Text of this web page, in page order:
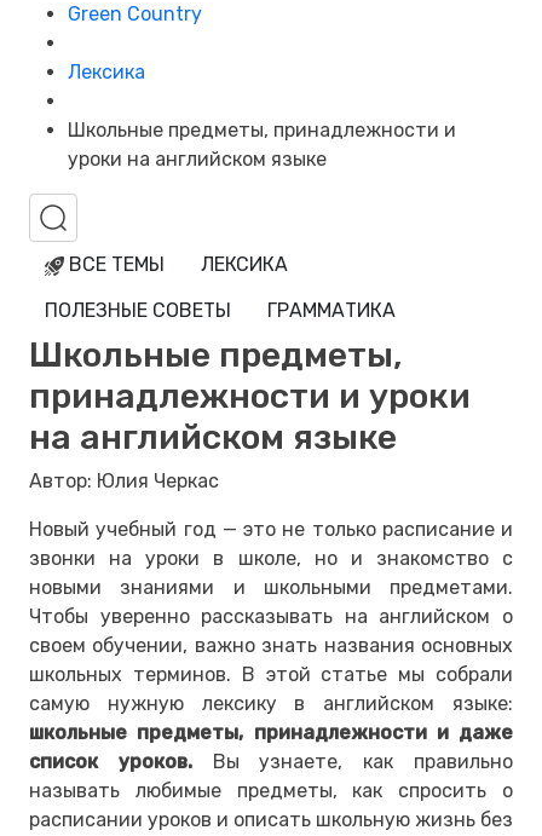
Green Country
Лексика
Школьные предметы, принадлежности и
уроки на английском языке
ВСЕ ТЕМЫ
ЛЕКСИКА
ПОЛЕЗНЫЕ СОВЕТЫ
ГРАММАТИКА
Школьные предметы,
принадлежности и уроки
на английском языке
Автор: Юлия Черкас
Новый учебный год — это не только расписание и
звонки на уроки в школе, но и знакомство с
новыми знаниями и школьными предметами.
Чтобы уверенно рассказывать на английском о
своем обучении, важно знать названия основных
школьных терминов. В этой статье мы собрали
самую нужную лексику в английском языке:
школьные предметы, принадлежности и даже
список уроков.Вы узнаете, как правильно
называть любимые предметы, как спросить о
расписании уроков и описать школьную жизнь без